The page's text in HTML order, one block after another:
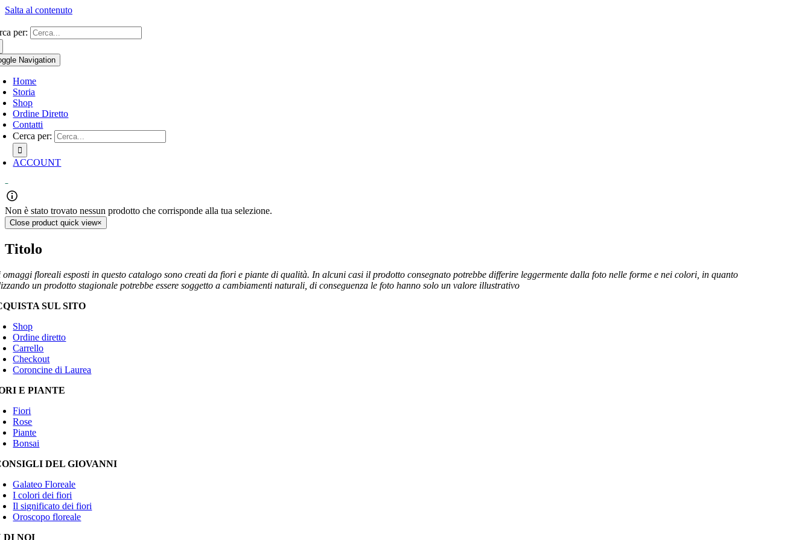
Salta al contenuto
per:
Navigation
Home
Storia
Shop
Ordine Diretto
Contatti
Cerca per:
ACCOUNT
Non è stato trovato nessun prodotto che corrisponde alla tua selezione.
Close product quick view×
Titolo
omaggi floreali esposti in questo catalogo sono creati da fiori e piante di qualità. In alcuni casi il prodotto consegnato potrebbe differire leggermente dalla foto nelle forme e nei colori, in quanto
un prodotto stagionale potrebbe essere soggetto a cambiamenti naturali, di conseguenza le foto hanno solo un valore illustrativo
SUL SITO
Shop
Ordine diretto
Carrello
Checkout
Coroncine di Laurea
E PIANTE
Fiori
Rose
Piante
Bonsai
DEL GIOVANNI
Galateo Floreale
I colori dei fiori
Il significato dei fiori
Oroscopo floreale
DI NOI